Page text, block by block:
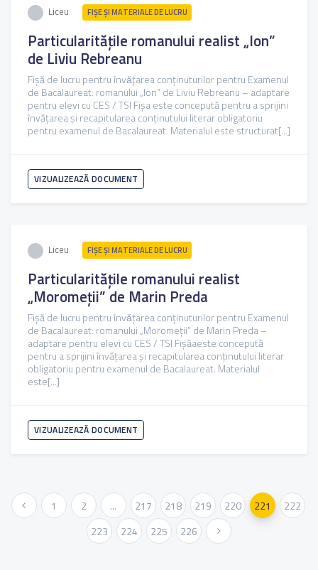
Liceu FIŞE ŞI MATERIALE DE LUCRU
Particularitățile romanului realist „Ion”
de Liviu Rebreanu
Fișă de lucru pentru învǎțarea conținuturilor pentru Examenul
de Bacalaureat: romanului „Ion” de Liviu Rebreanu – adaptare
pentru elevi cu CES / TSI Fișa este concepută pentru a sprijini
învățarea și recapitularea conținutului literar obligatoriu
pentru examenul de Bacalaureat. Materialul este structurat[...]
VIZUALIZEAZĂ DOCUMENT
Liceu FIŞE ŞI MATERIALE DE LUCRU
Particularitățile romanului realist
„Moromeții” de Marin Preda
Fișă de lucru pentru învǎțarea conținuturilor pentru Examenul
de Bacalaureat: romanului „Moromeții” de Marin Preda –
adaptare pentru elevi cu CES / TSI Fișăaeste concepută
pentru a sprijini învățarea și recapitularea conținutului literar
obligatoriu pentru examenul de Bacalaureat. Materialul
este[...]
VIZUALIZEAZĂ DOCUMENT
« Anterioara1 2 ... 217 218 219 220 221
222
223
224 225 226Urmatoarea »